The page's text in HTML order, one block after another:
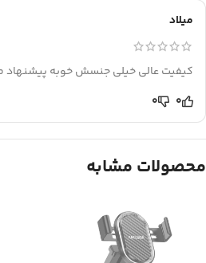
میلاد
کیفیت عالی خیلی جنسش خوبه پیشنهاد
0
0
محصولات مشابه